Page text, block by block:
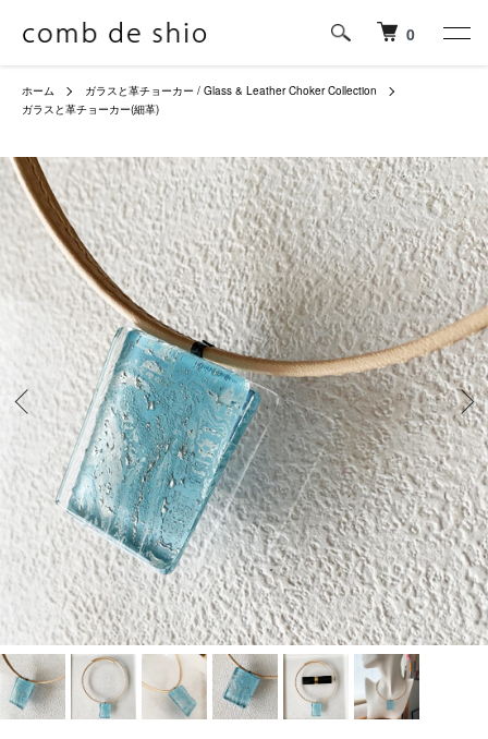
0
ホーム
ガラスと革チョーカー / Glass & Leather Choker Collection
ガラスと革チョーカー(細革)